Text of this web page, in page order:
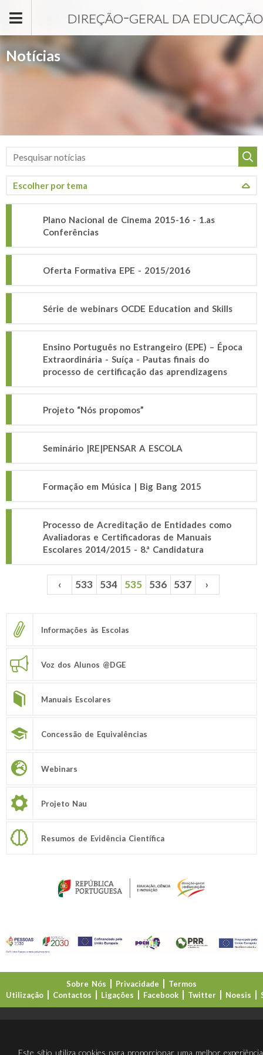
Notícias
Plano Nacional de Cinema 2015-16 - 1.as
Conferências
Oferta Formativa EPE - 2015/2016
Série de webinars OCDE Education and Skills
Ensino Português no Estrangeiro (EPE) – Época
Extraordinária - Suíça - Pautas finais do
processo de certificação das aprendizagens
Projeto “Nós propomos”
Seminário |RE|PENSAR A ESCOLA
Formação em Música | Big Bang 2015
Processo de Acreditação de Entidades como
Avaliadoras e Certificadoras de Manuais
Escolares 2014/2015 - 8.ª Candidatura
Páginas ‹ 533 534 535 536 537 ›
Informações às Escolas
Voz dos Alunos @DGE
Manuais Escolares
Concessão de Equivalências
Webinars
Projeto Nau
Resumos de Evidência Científica
Sobre Nós Privacidade
Termos
Utilização
Contactos Ligações Facebook Twitter Noesis
Este sítio utiliza cookies para proporcionar uma melhor